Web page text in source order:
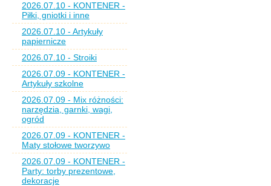
2026.07.10 - KONTENER -
Piłki, gniotki i inne
2026.07.10 - Artykuły
papiernicze
2026.07.10 - Stroiki
2026.07.09 - KONTENER -
Artykuły szkolne
2026.07.09 - Mix różności:
narzędzia, garnki, wagi,
ogród
2026.07.09 - KONTENER -
Maty stołowe tworzywo
2026.07.09 - KONTENER -
Party: torby prezentowe,
dekoracje